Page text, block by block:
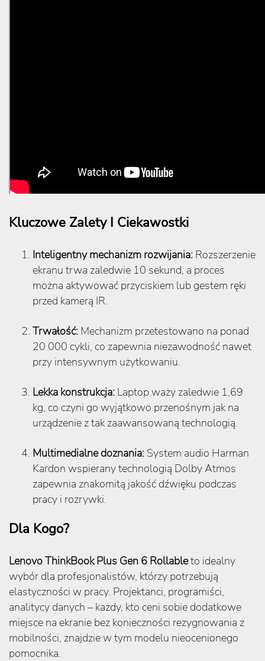
Kluczowe Zalety I Ciekawostki
Inteligentny mechanizm rozwijania: Rozszerzenie
ekranu trwa zaledwie 10 sekund, a proces
można aktywować przyciskiem lub gestem ręki
przed kamerą IR.
Trwałość: Mechanizm przetestowano na ponad
20 000 cykli, co zapewnia niezawodność nawet
przy intensywnym użytkowaniu.
Lekka konstrukcja: Laptop waży zaledwie 1,69
kg, co czyni go wyjątkowo przenośnym jak na
urządzenie z tak zaawansowaną technologią.
Multimedialne doznania: System audio Harman
Kardon wspierany technologią Dolby Atmos
zapewnia znakomitą jakość dźwięku podczas
pracy i rozrywki.
Dla Kogo?
Lenovo ThinkBook Plus Gen 6 Rollableto idealny
wybór dla profesjonalistów, którzy potrzebują
elastyczności w pracy. Projektanci, programiści,
analitycy danych – każdy, kto ceni sobie dodatkowe
miejsce na ekranie bez konieczności rezygnowania z
mobilności, znajdzie w tym modelu nieocenionego
pomocnika.